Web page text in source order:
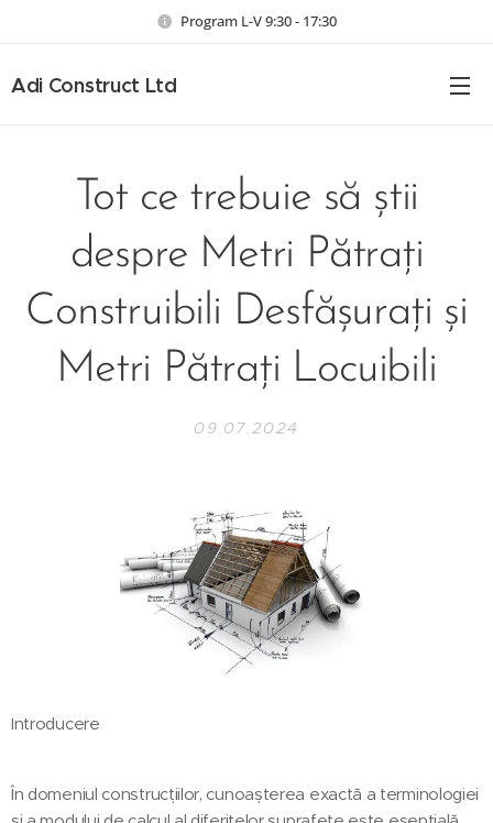
Program L-V 9:30 - 17:30
Adi Construct Ltd
Tot ce trebuie să știi
despre Metri Pătrați
Construibili Desfășurați și
Metri Pătrați Locuibili
09.07.2024
Introducere
În domeniul construcțiilor, cunoașterea exactă a terminologiei